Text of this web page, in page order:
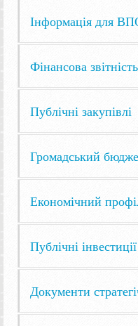
Інформація для
Фінансова звітність
Публічні закупівлі
Громадський
Економічний
Публічні інвестиції
Документи